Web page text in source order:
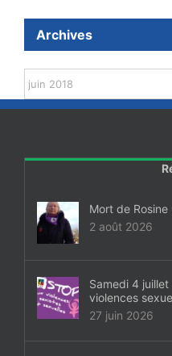
Archives
Archives
Mort de Rosine
2 août 2026
Samedi 4
violences
27 juin 2026